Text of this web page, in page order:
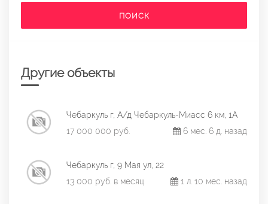
ПОИСК
Другие объекты
Чебаркуль г, А/д Чебаркуль-Миасс 6 км, 1А
17 000 000 руб.
6 мес. 6 д. назад
Чебаркуль г, 9 Мая ул, 22
13 000 руб. в месяц
1 л. 10 мес. назад